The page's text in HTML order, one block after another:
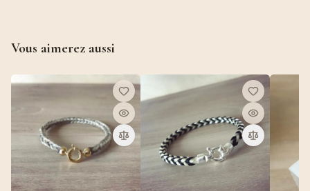
Vous aimerez aussi